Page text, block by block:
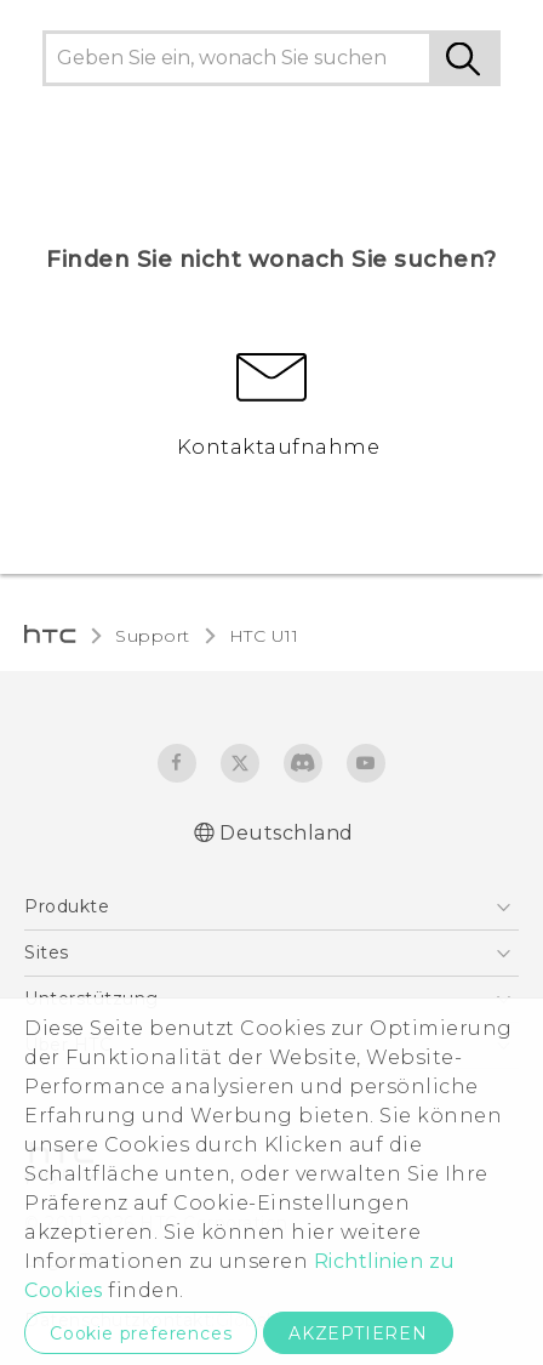
Diese Seite benutzt Cookies zur Optimierung
der Funktionalität der Website, Website-
Performance analysieren und persönliche
Erfahrung und Werbung bieten. Sie können
unsere Cookies durch Klicken auf die
Schaltfläche unten, oder verwalten Sie Ihre
Präferenz auf Cookie-Einstellungen
akzeptieren. Sie können hier weitere
Informationen zu unseren Richtlinien zu
Cookies finden.
Cookie preferences AKZEPTIEREN
Finden Sie nicht wonach Sie suchen?
Kontaktaufnahme
Support HTC U11‎
Deutsch - Informationen zur Sicherheit und
Deutsch - Informationen zur Sicherheit und
behördliche Bestimmungen (Dual Nano-
SIM)
English - User manual
English - Safety and regulatory guide
(Nano-SIM)
English - Safety and regulatory guide (Dual
Nano-SIM)
Deutschland
Produkte
Smartphones
VIVE
Zubehör
Sites
HTC Dev
HTC Vive
Unterstützung
Unterstützung
eCommerce Support
Über HTC
ESG
Impressum
Investor
Cookie Preferences
Offene Stellen
Security and Privacy Whitepaper
© 2011-2026 HTC Corporation
Legal Terms
Datenschutzkontakt:Global-Privacy@htc.com